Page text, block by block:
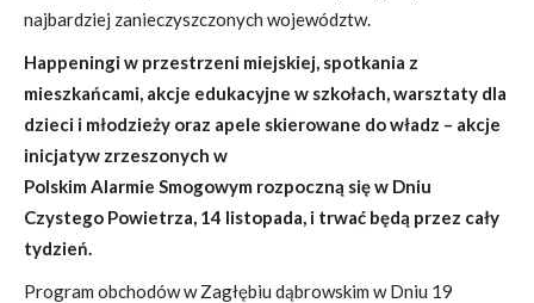
najbardziej zanieczyszczonych województw.
Happeningi w przestrzeni miejskiej, spotkania z
mieszkańcami, akcje edukacyjne w szkołach, warsztaty dla
dzieci i młodzieży oraz apele skierowane do władz – akcje
inicjatyw zrzeszonych w
Polskim Alarmie Smogowym rozpoczną się w Dniu
Czystego Powietrza, 14 listopada, i trwać będą przez cały
tydzień.
Program obchodów w Zagłębiu dąbrowskim w Dniu 19